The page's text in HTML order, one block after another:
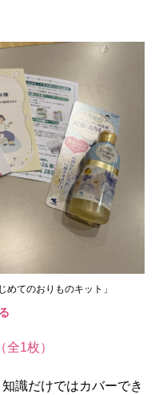
てのおりものキット」
全1枚）
識だけではカバーでき